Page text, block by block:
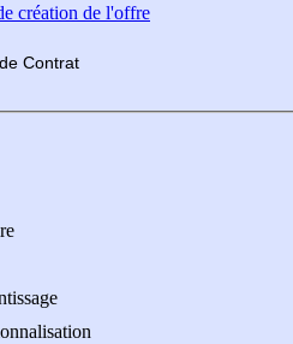
création de l'offre
Contrat